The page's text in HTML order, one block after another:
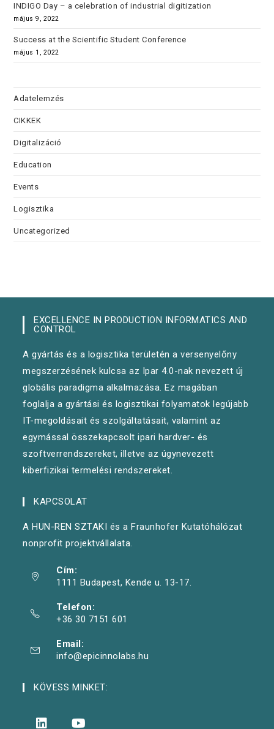
INDIGO Day – a celebration of industrial digitization
május 9, 2022
Success at the Scientific Student Conference
május 1, 2022
Adatelemzés
CIKKEK
Digitalizáció
Education
Events
Logisztika
Uncategorized
EXCELLENCE IN PRODUCTION INFORMATICS AND
CONTROL
A gyártás és a logisztika területén a versenyelőny
megszerzésének kulcsa az Ipar 4.0-nak nevezett új
globális paradigma alkalmazása. Ez magában
foglalja a gyártási és logisztikai folyamatok legújabb
IT-megoldásait és szolgáltatásait, valamint az
egymással összekapcsolt ipari hardver- és
szoftverrendszereket, illetve az úgynevezett
kiberfizikai termelési rendszereket.
KAPCSOLAT
A HUN-REN SZTAKI és a Fraunhofer Kutatóhálózat
nonprofit projektvállalata.
Cím:
1111 Budapest, Kende u. 13-17.
Telefon:
+36 30 7151 601
Email:
info@epicinnolabs.hu
KÖVESS MINKET: